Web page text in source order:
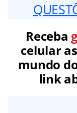
Receba
celular
mundo
link